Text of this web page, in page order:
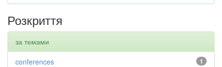
Розкриття
за темами
1
conferences